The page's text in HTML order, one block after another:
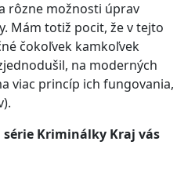
rôzne možnosti úprav
Mám totiž pocit, že v tejto
čokoľvek kamkoľvek
na moderných
viac princíp ich fungovania,
Kriminálky Kraj vás